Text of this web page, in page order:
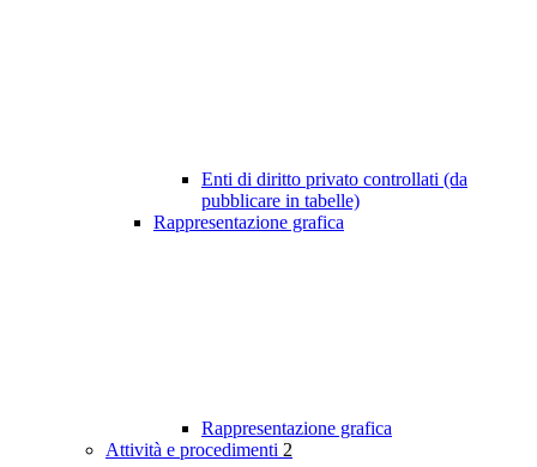
Enti di diritto privato controllati (da
pubblicare in tabelle)
Rappresentazione grafica
Rappresentazione grafica
Attività e procedimenti 2